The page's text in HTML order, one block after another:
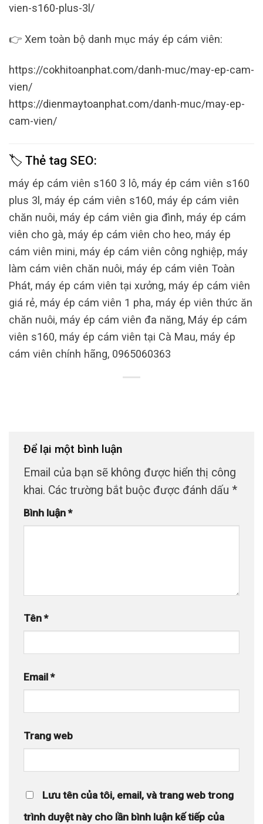
vien-s160-plus-3l/
👉 Xem toàn bộ danh mục máy ép cám viên:
https://cokhitoanphat.com/danh-muc/may-ep-cam-
vien/
https://dienmaytoanphat.com/danh-muc/may-ep-
cam-vien/
🏷️ Thẻ tag SEO:
máy ép cám viên s160 3 lô, máy ép cám viên s160
plus 3l, máy ép cám viên s160, máy ép cám viên
chăn nuôi, máy ép cám viên gia đình, máy ép cám
viên cho gà, máy ép cám viên cho heo, máy ép
cám viên mini, máy ép cám viên công nghiệp, máy
làm cám viên chăn nuôi, máy ép cám viên Toàn
Phát, máy ép cám viên tại xưởng, máy ép cám viên
giá rẻ, máy ép cám viên 1 pha, máy ép viên thức ăn
chăn nuôi, máy ép cám viên đa năng, Máy ép cám
viên s160, máy ép cám viên tại Cà Mau, máy ép
cám viên chính hãng, 0965060363
Để lại một bình luận
Email của bạn sẽ không được hiển thị công
khai. Các trường bắt buộc được đánh dấu *
Bình luận *
Tên *
Email *
Trang web
Lưu tên của tôi, email, và trang web trong
trình duyệt này cho lần bình luận kế tiếp của